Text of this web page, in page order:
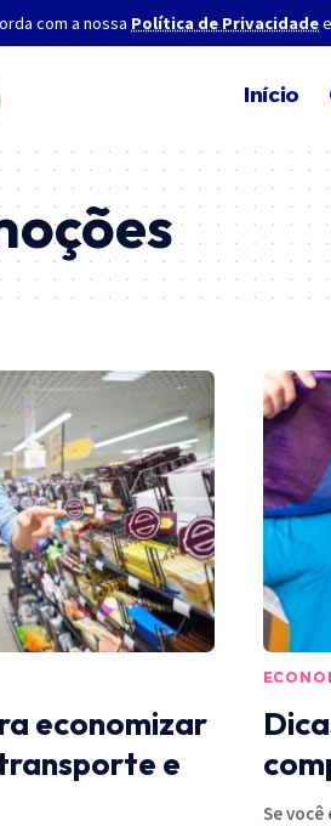
com a nossa Política de Privacidadee
Início
economizar
e
Se